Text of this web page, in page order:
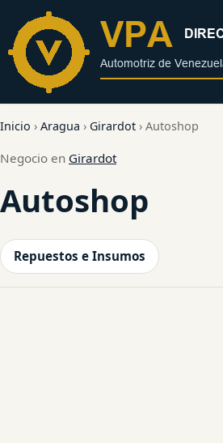
contenido
Inicio › Aragua › Girardot › Autoshop
Negocio en Girardot
Autoshop
Repuestos e Insumos